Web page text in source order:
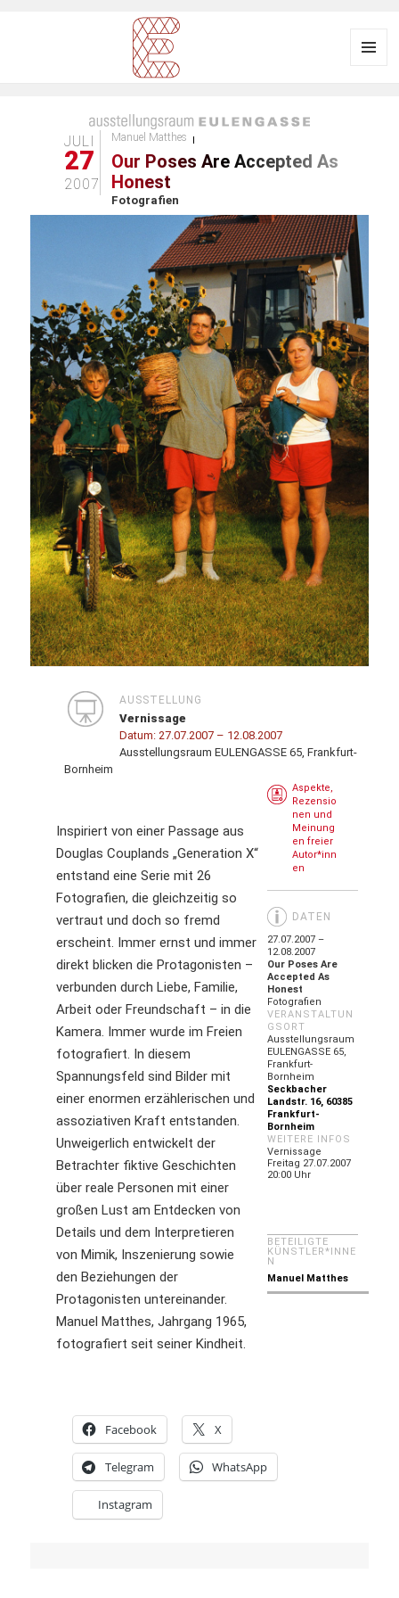
EULENGASSE
JULI
27
2007
Manuel Matthes
Our Poses Are Accepted As
Honest
Fotografien
AUSSTELLUNG
Vernissage
Datum: 27.07.2007 – 12.08.2007
Ausstellungsraum EULENGASSE 65, Frankfurt-
Bornheim
Aspekte,
Rezensio
nen und
Meinung
en freier
Autor*inn
en
DATEN
27.07.2007 –
12.08.2007
Our Poses Are
Accepted As
Honest
Fotografien
VERANSTALTUN
GSORT
Ausstellungsraum
EULENGASSE 65,
Frankfurt-
Bornheim
Seckbacher
Landstr. 16, 60385
Frankfurt-
Bornheim
WEITERE INFOS
Vernissage
Freitag 27.07.2007
20:00 Uhr
BETEILIGTE
KÜNSTLER*INNE
N
Manuel Matthes
Inspiriert von einer Passage aus
Douglas Couplands „Generation X“
entstand eine Serie mit 26
Fotografien, die gleichzeitig so
vertraut und doch so fremd
erscheint. Immer ernst und immer
direkt blicken die Protagonisten –
verbunden durch Liebe, Familie,
Arbeit oder Freundschaft – in die
Kamera. Immer wurde im Freien
fotografiert. In diesem
Spannungsfeld sind Bilder mit
einer enormen erzählerischen und
assoziativen Kraft entstanden.
Unweigerlich entwickelt der
Betrachter fiktive Geschichten
über reale Personen mit einer
großen Lust am Entdecken von
Details und dem Interpretieren
von Mimik, Inszenierung sowie
den Beziehungen der
Protagonisten untereinander.
Manuel Matthes, Jahrgang 1965,
fotografiert seit seiner Kindheit.
Facebook X
Telegram WhatsApp
Instagram